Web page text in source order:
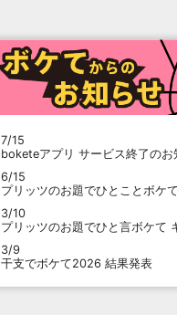
7/15
boketeアプリ サービス終了のお
6/15
プリッツのお題でひとことボケ
3/10
プリッツのお題でひと言ボケて
3/9
干支でボケて2026 結果発表